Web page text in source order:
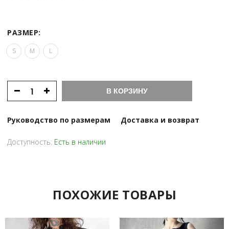
РАЗМЕР:
S M L
В КОРЗИНУ
Руководство по размерам Доставка и возврат
Доступность: Есть в наличии
ПОХОЖИЕ ТОВАРЫ